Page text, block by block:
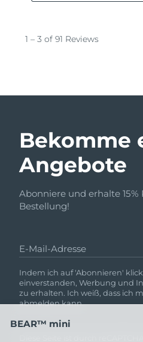
Bekomme
Angebote
Abonniere und erhalte
Bestellung!
E-Mail-Adresse
Indem ich auf 'Abonnieren'
einverstanden, Werbung und
zu erhalten. Ich weiß, dass ich
abmelden kann.
BEAR™ mini